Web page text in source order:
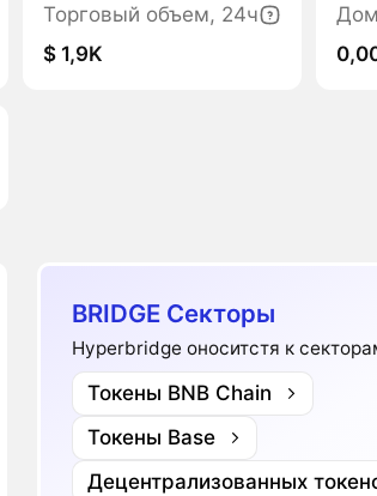
Торговый объем, 24ч
$ 1,9K
BRIDGE Секторы
Hyperbridge оноситстя к
Токены BNB Chain
Токены Base
Децентрализованных